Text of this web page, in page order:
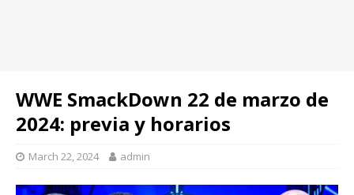
WWE SmackDown 22 de marzo de
2024: previa y horarios
March 22, 2024 admin